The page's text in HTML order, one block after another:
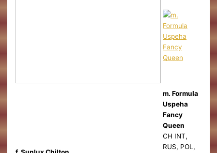
m. Formula
Uspeha
Fancy
Queen
CH INT,
RUS, POL,